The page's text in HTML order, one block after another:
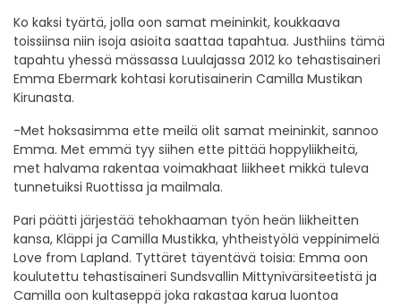
Ko kaksi tyärtä, jolla oon samat meininkit, koukkaava
toissiinsa niin isoja asioita saattaa tapahtua. Justhiins tämä
tapahtu yhessä mässassa Luulajassa 2012 ko tehastisaineri
Emma Ebermark kohtasi korutisainerin Camilla Mustikan
Kirunasta.
-Met hoksasimma ette meilä olit samat meininkit, sannoo
Emma. Met emmä tyy siihen ette pittää hoppyliikheitä,
met halvama rakentaa voimakhaat liikheet mikkä tuleva
tunnetuiksi Ruottissa ja mailmala.
Pari päätti järjestää tehokhaaman työn heän liikheitten
kansa, Kläppi ja Camilla Mustikka, yhtheistyölä veppinimelä
Love from Lapland. Tyttäret täyentävä toisia: Emma oon
koulutettu tehastisaineri Sundsvallin Mittynivärsiteetistä ja
Camilla oon kultaseppä joka rakastaa karua luontoa